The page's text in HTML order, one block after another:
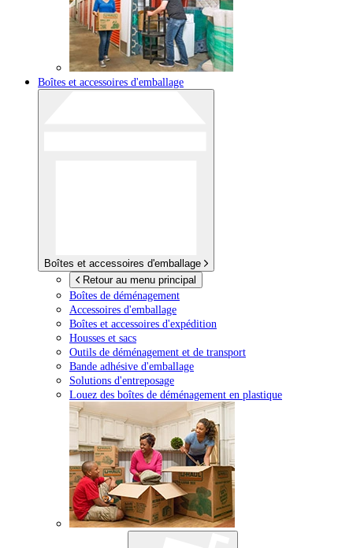
Boîtes et accessoires d'emballage
Boîtes et accessoires d'emballage
Retour au menu principal
Boîtes de déménagement
Accessoires d'emballage
Boîtes et accessoires d'expédition
Housses et sacs
Outils de déménagement et de transport
Bande adhésive d'emballage
Solutions d'entreposage
Louez des boîtes de déménagement en plastique